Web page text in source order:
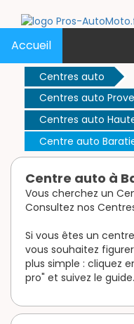
Accueil
Centres auto
Centres auto
Centres auto
Centre auto
Centre auto à
Vous cherchez un
Consultez nos
Si vous êtes un
vous souhaitez
plus simple : cliquez
pro" et suivez le guide.